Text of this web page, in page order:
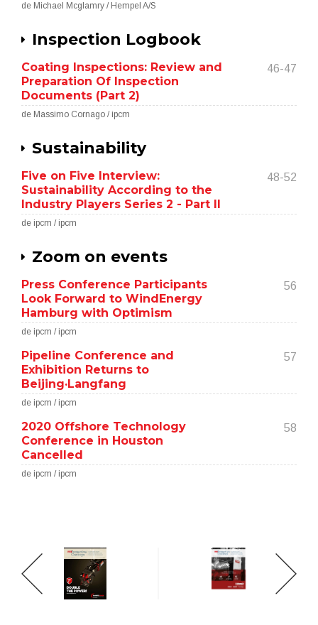
de Michael Mcglamry / Hempel A/S
Inspection Logbook
Coating Inspections: Review and
Preparation Of Inspection
Documents (Part 2)
46-47
de Massimo Cornago / ipcm
Sustainability
Five on Five Interview:
Sustainability According to the
Industry Players Series 2 - Part II
48-52
de ipcm / ipcm
Zoom on events
Press Conference Participants
Look Forward to WindEnergy
Hamburg with Optimism
56
de ipcm / ipcm
Pipeline Conference and
Exhibition Returns to
Beijing·Langfang
57
de ipcm / ipcm
2020 Offshore Technology
Conference in Houston
Cancelled
58
de ipcm / ipcm